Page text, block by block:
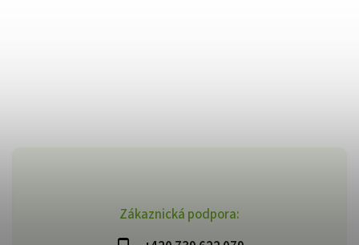
Zákaznická podpora: